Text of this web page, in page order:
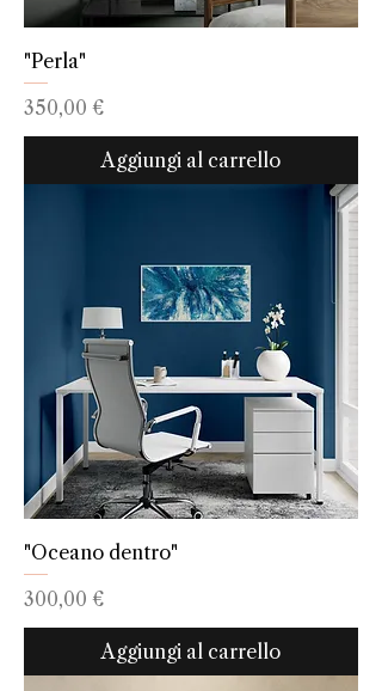
"Perla"
Prezzo
350,00 €
Aggiungi al carrello
"Oceano dentro"
Prezzo
300,00 €
Aggiungi al carrello